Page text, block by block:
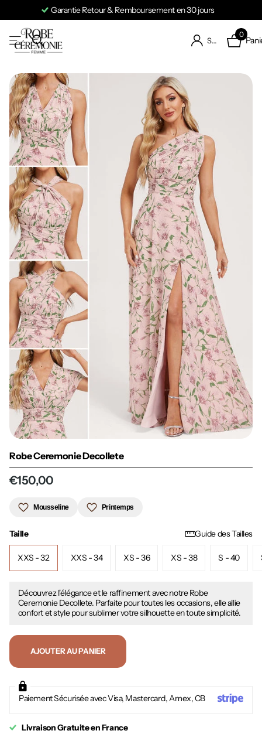
Garantie Retour & Remboursement en 30 jours
S'identifier
0
Robe Ceremonie Decollete
€150,00
Mousseline Printemps
Taille Guide des Tailles
XXS - 32 XXS - 34 XS - 36 XS - 38 S - 40
Découvrez l'élégance et le raffinement avec notre Robe
Ceremonie Decollete. Parfaite pour toutes les occasions, elle allie
confort et style pour sublimer votre silhouette en toute simplicité.
AJOUTER AU PANIER
Paiement Sécurisée avec Visa, Mastercard, Amex, CB
Livraison Gratuite en France